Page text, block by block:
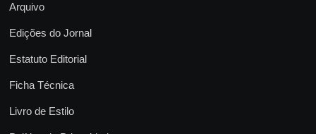
Arquivo
Edições do Jornal
Estatuto Editorial
Ficha Técnica
Livro de Estilo